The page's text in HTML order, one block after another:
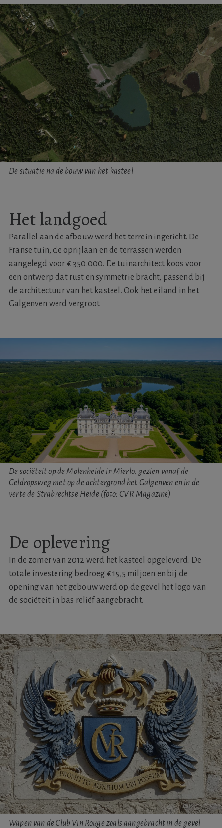
De situatie na de bouw van het kasteel
Het landgoed
Parallel aan de afbouw werd het terrein ingericht. De
Franse tuin, de oprijlaan en de terrassen werden
aangelegd voor € 350.000. De tuinarchitect koos voor
een ontwerp dat rust en symmetrie bracht, passend bij
de architectuur van het kasteel. Ook het eiland in het
Galgenven werd vergroot.
De sociëteit op de Molenheide in Mierlo; gezien vanaf de
Geldropsweg met op de achtergrond het Galgenven en in de
verte de Strabrechtse Heide (foto: CVR Magazine)
De oplevering
In de zomer van 2012 werd het kasteel opgeleverd. De
totale investering bedroeg € 15,5 miljoen en bij de
opening van het gebouw werd op de gevel het logo van
de sociëteit in bas reliëf aangebracht.
Wapen van de Club Vin Rouge zoals aangebracht in de gevel